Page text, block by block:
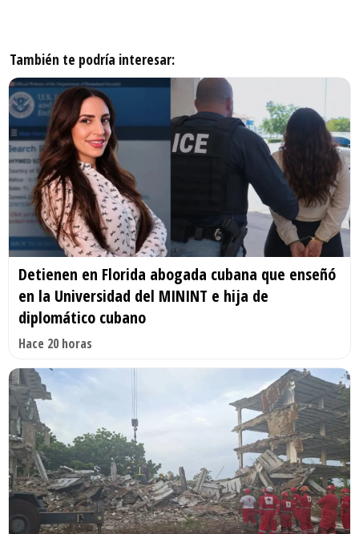
También te podría interesar:
Detienen en Florida abogada cubana que enseñó
en la Universidad del MININT e hija de
diplomático cubano
Hace 20 horas